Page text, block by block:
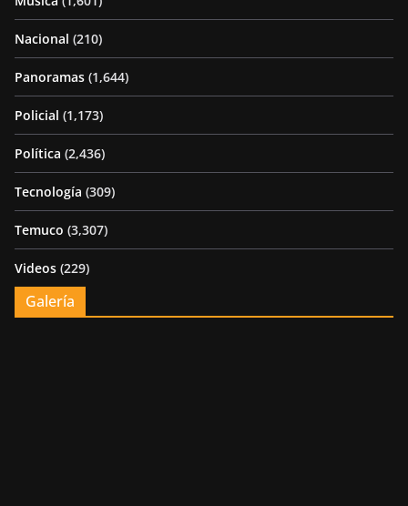
Nacional (210)
Panoramas (1,644)
Policial (1,173)
Política (2,436)
Tecnología (309)
Temuco (3,307)
Videos (229)
Galería